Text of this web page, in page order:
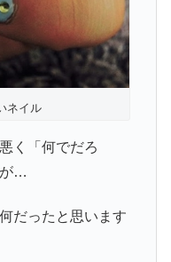
ネイル
く「何でだろ
が…
だったと思います